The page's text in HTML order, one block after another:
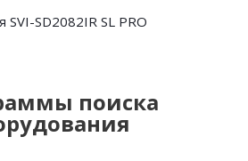
SVI-SD2082IR SL PRO
поиска